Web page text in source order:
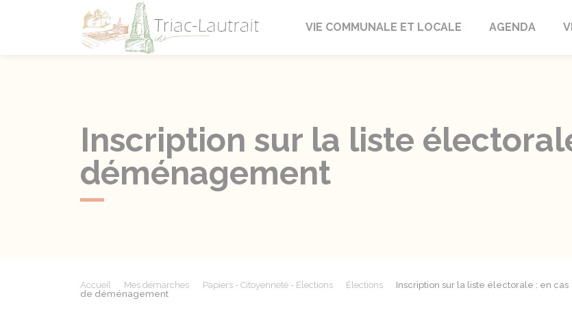
Triac-Lautrait
VIE COMMUNALE ET LOCALE AGENDA
Inscription sur la liste
déménagement
Accueil Mes démarches Papiers - Citoyenneté - Élections Élections
Inscription sur la liste électorale : en cas
de déménagement